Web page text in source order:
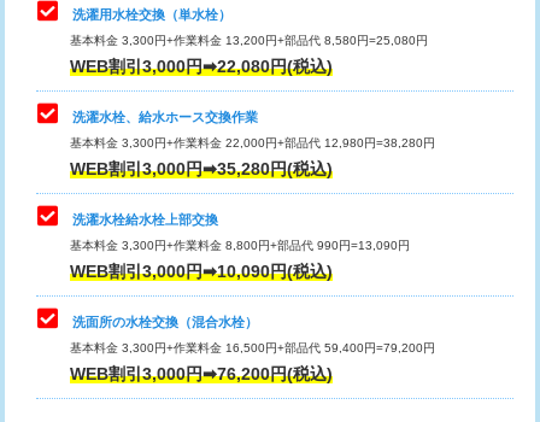
給水管工事※（ライニング鋼管・銅
管・ポリ管・HT管使用/3ｍ超え)
排水管工事（土の掘削・埋め戻し作
業）
排水管工事（排水管工事/3ｍまで） 55,000円
排水管工事（追加 排水管工事/3ｍ超
え）
マス交換（土の掘削・埋め戻し作業）
マス交換（深さ50㎝未満）
マス交換（深さ50㎝以上）
止水・漏水調査・防水処理・清掃・修
理・調整・分解・加工など（重作業）
33,000円
キッチンタンク脱着
その他部品の脱着
交換・取付（タンク）
交換・取付(単水栓（壁付・デッキ
式）)
交換・取付(混合水栓（壁付・デッキ
式・ワンホール）)
16,500円+材料費
洗濯用水栓交換（単水栓）
基本料金 3,300円+作業料金 13,200円+部品代 8,580円=25,080円
WEB割引3,000円➡22,080円(税込)
洗濯水栓、給水ホース交換作業
基本料金 3,300円+作業料金 22,000円+部品代 12,980円=38,280円
WEB割引3,000円➡35,280円(税込)
洗濯水栓給水栓上部交換
基本料金 3,300円+作業料金 8,800円+部品代 990円=13,090円
WEB割引3,000円➡10,090円(税込)
洗面所の水栓交換（混合水栓）
基本料金 3,300円+作業料金 16,500円+部品代 59,400円=79,200円
WEB割引3,000円➡76,200円(税込)